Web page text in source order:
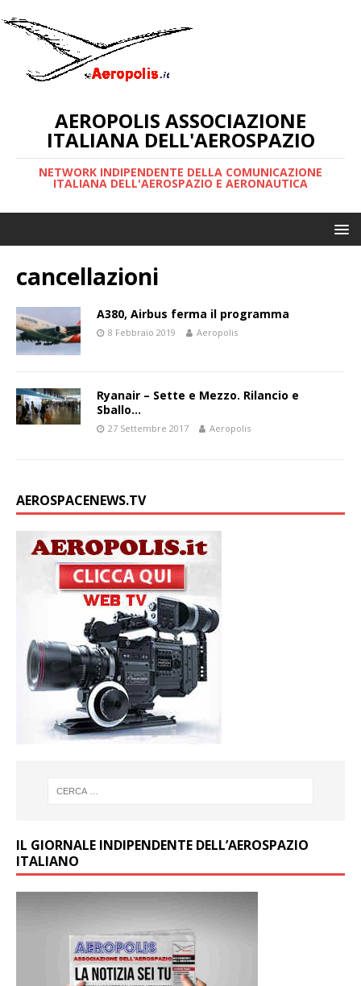
AEROPOLIS ASSOCIAZIONE
ITALIANA DELL'AEROSPAZIO
NETWORK INDIPENDENTE DELLA COMUNICAZIONE
ITALIANA DELL'AEROSPAZIO E AERONAUTICA
cancellazioni
A380, Airbus ferma il programma
8 Febbraio 2019 Aeropolis
Ryanair – Sette e Mezzo. Rilancio e
Sballo…
27 Settembre 2017 Aeropolis
AEROSPACENEWS.TV
IL GIORNALE INDIPENDENTE DELL’AEROSPAZIO
ITALIANO